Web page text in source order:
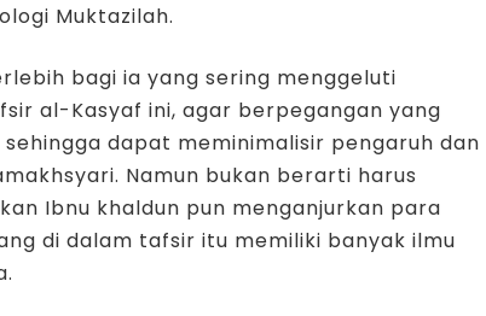
Muktazilah.
bagi ia yang sering menggeluti
al-Kasyaf ini, agar berpegangan yang
dapat meminimalisir pengaruh dan
Namun bukan berarti harus
Ibnu khaldun pun menganjurkan para
di dalam tafsir itu memiliki banyak ilmu